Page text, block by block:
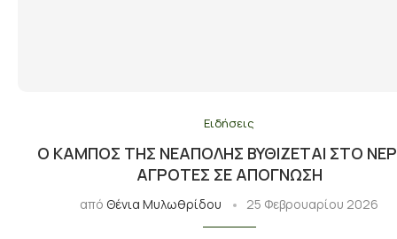
Ειδήσεις
Ο ΚΆΜΠΟΣ ΤΗΣ ΝΕΆΠΟΛΗΣ ΒΥΘΊΖΕΤΑΙ ΣΤΟ
ΑΓΡΌΤΕΣ ΣΕ ΑΠΌΓΝΩΣΗ
από Θένια Μυλωθρίδου 25 Φεβρουαρίου 2026